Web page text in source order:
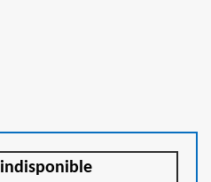
indisponible